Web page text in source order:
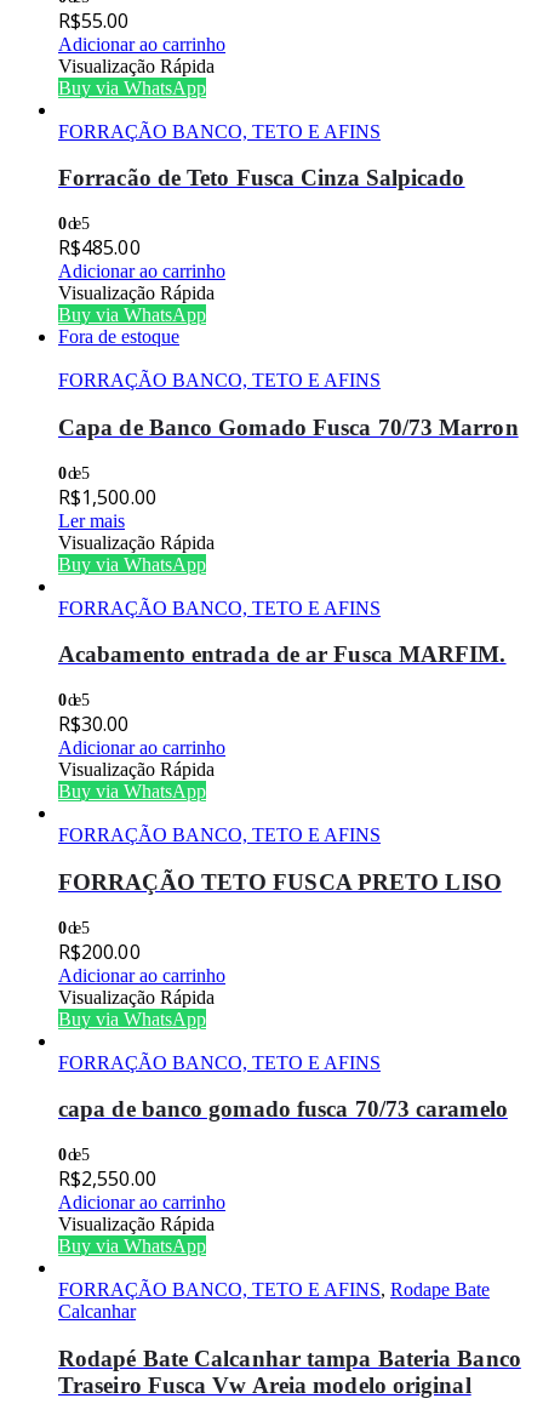
R$55.00
Adicionar ao carrinho
Visualização Rápida
Buy via WhatsApp
FORRAÇÃO BANCO, TETO E AFINS
Forracão de Teto Fusca Cinza Salpicado
0de 5
R$485.00
Adicionar ao carrinho
Visualização Rápida
Buy via WhatsApp
Fora de estoque
FORRAÇÃO BANCO, TETO E AFINS
Capa de Banco Gomado Fusca 70/73 Marron
0de 5
R$1,500.00
Ler mais
Visualização Rápida
Buy via WhatsApp
FORRAÇÃO BANCO, TETO E AFINS
Acabamento entrada de ar Fusca MARFIM.
0de 5
R$30.00
Adicionar ao carrinho
Visualização Rápida
Buy via WhatsApp
FORRAÇÃO BANCO, TETO E AFINS
FORRAÇÃO TETO FUSCA PRETO LISO
0de 5
R$200.00
Adicionar ao carrinho
Visualização Rápida
Buy via WhatsApp
FORRAÇÃO BANCO, TETO E AFINS
capa de banco gomado fusca 70/73 caramelo
0de 5
R$2,550.00
Adicionar ao carrinho
Visualização Rápida
Buy via WhatsApp
FORRAÇÃO BANCO, TETO E AFINS, Rodape Bate
Calcanhar
Rodapé Bate Calcanhar tampa Bateria Banco
Traseiro Fusca Vw Areia modelo original